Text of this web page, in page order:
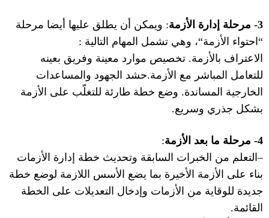
3- مرحلة إدارة الأزمة: ويمكن أن يطلق عليها أيضا مرحلة
“ احتواء الأزمة“، وهي تشمل المهام التالية :
الاعتراف بالأزمة. تخصيص موارد معينة وفريق بعينه
للتعامل المباشر مع الأزمة.حشد الجهود والمساعدات
الخارجية المساندة. وضع خطة طارئة للتغلّب على الأزمة
بشكل جذري وسريع.
4- مرحلة ما بعد الأزمة:
–التعلم من الخبرات السابقة وتحديث خطة إدارة الأزمات
بناء على الأزمة الأخيرة بما يضع الأسس اللازمة لوضع خطة
جديدة للوقاية من الأزمات وإدخال التعديلات على الخطة
القائمة.